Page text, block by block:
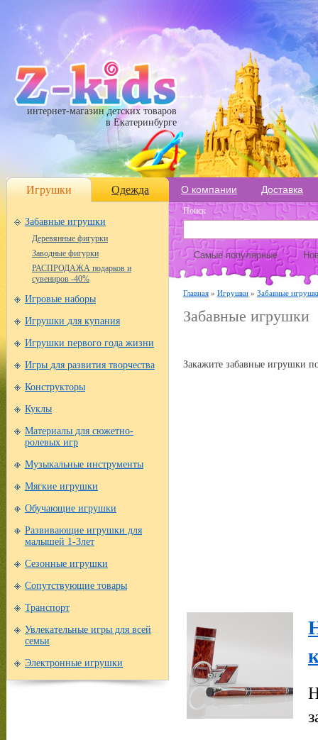
интернет-магазин детских товаров
в Екатеринбурге
Игрушки Одежда О компании Доставка
Забавные игрушки
Деревянные фигурки
Заводные фигурки
РАСПРОДАЖА подарков и
сувениров -40%
Игровые наборы
Игрушки для купания
Игрушки первого года жизни
Игры для развития творчества
Конструкторы
Куклы
Материалы для сюжетно-
ролевых игр
Музыкальные инструменты
Мягкие игрушки
Обучающие игрушки
Развивающие игрушки для
малышей 1-3лет
Сезонные игрушки
Сопутствующие товары
Транспорт
Увлекательные игры для всей
семьи
Электронные игрушки
Поиск
Самые популярные
Главная » Игрушки » Забавные
Забавные игрушки
Закажите забавные игрушки